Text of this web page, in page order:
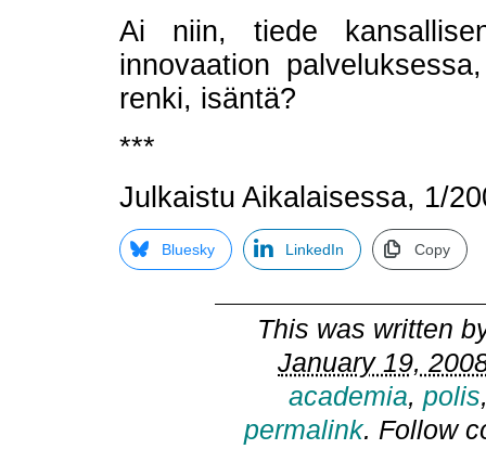
Ai niin, tiede
innovaation
renki, isäntä?
***
Julkaistu Aikalaisessa, 1/
Bluesky LinkedIn Copy
This was written
January 19,
academia, polis
permalink. Follow